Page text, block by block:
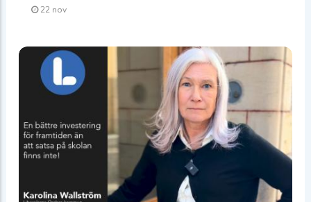
22 nov